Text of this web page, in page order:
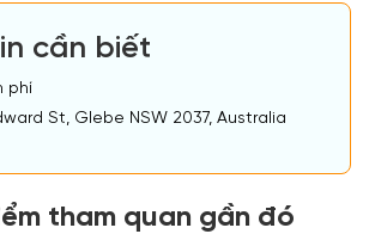
cần biết
phí
St, Glebe NSW 2037, Australia
tham quan gần đó